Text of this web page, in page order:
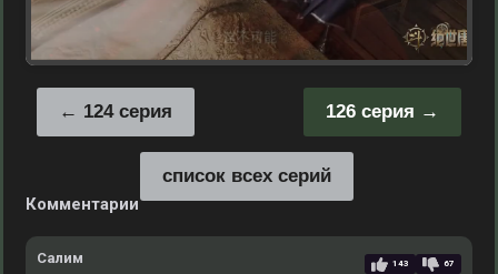
126 серия
124 серия
список всех серий
Комментарии
Салим 143 67